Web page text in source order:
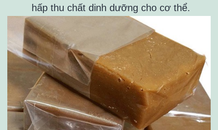
hấp thu chất dinh dưỡng cho cơ thể.